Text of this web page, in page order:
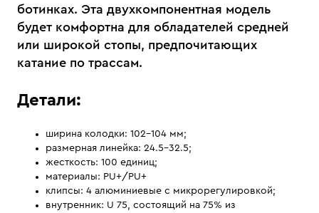
ботинках. Эта двухкомпонентная модель
будет комфортна для обладателей средней
или широкой стопы, предпочитающих
катание по трассам.
Детали:
ширина колодки: 102–104 мм;
размерная линейка: 24.5–32.5;
жесткость: 100 единиц;
материалы: PU+/PU+
клипсы: 4 алюминиевые с микрорегулировкой;
внутренник: U 75, состоящий на 75% из